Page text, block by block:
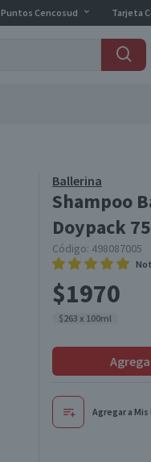
Puntos Cencosud Tarjeta
Ballerina
Shampoo
Doypack
Código: 498087005
$1970
$263 x 100ml
Agregar a